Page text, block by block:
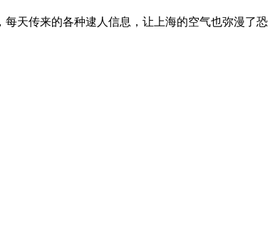
天传来的各种逮人信息，让上海的空气也弥漫了恐